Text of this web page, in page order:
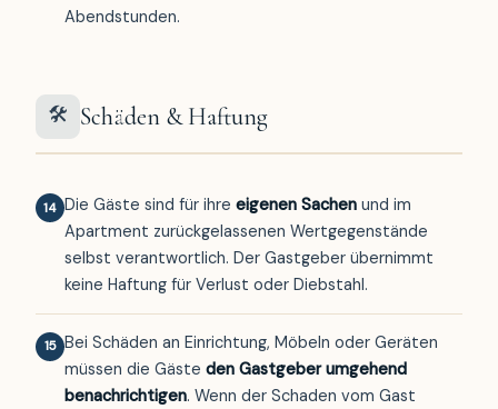
Abendstunden.
🛠 Schäden & Haftung
14 Die Gäste sind für ihre eigenen Sachen und im
Apartment zurückgelassenen Wertgegenstände
selbst verantwortlich. Der Gastgeber übernimmt
keine Haftung für Verlust oder Diebstahl.
15 Bei Schäden an Einrichtung, Möbeln oder Geräten
müssen die Gäste den Gastgeber umgehend
benachrichtigen. Wenn der Schaden vom Gast